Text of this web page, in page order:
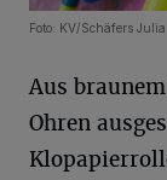
Foto: KV/Schäfers Julia
Aus
Ohren